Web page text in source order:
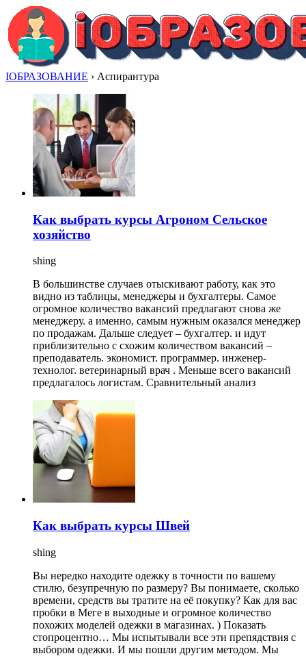
IОБРАЗОВАНИЕ › Аспирантура
Как выбрать курсы Агроном Сельское
хозяйство
shing
В большинстве случаев отыскивают работу, как это
видно из таблицы, менеджеры и бухгалтеры. Самое
огромное количество вакансий предлагают снова же
менеджеру. а именно, самым нужным оказался менеджер
по продажам. Дальше следует – бухгалтер. и идут
приблизительно с схожим количеством вакансий –
преподаватель. экономист. программер. инженер-
технолог. ветеринарный врач . Меньше всего вакансий
предлагалось логистам. Сравнительный анализ
Как выбрать курсы Швей
shing
Вы нередко находите одежку в точности по вашему
стилю, безупречную по размеру? Вы понимаете, сколько
времени, средств вы тратите на её покупку? Как для вас
пробки в Меге в выходные и огромное количество
похожих моделей одежки в магазинах. ) Показать
стопроцентно… Мы испытывали все эти препядствия с
выбором одежки. И мы пошли другим методом. Мы